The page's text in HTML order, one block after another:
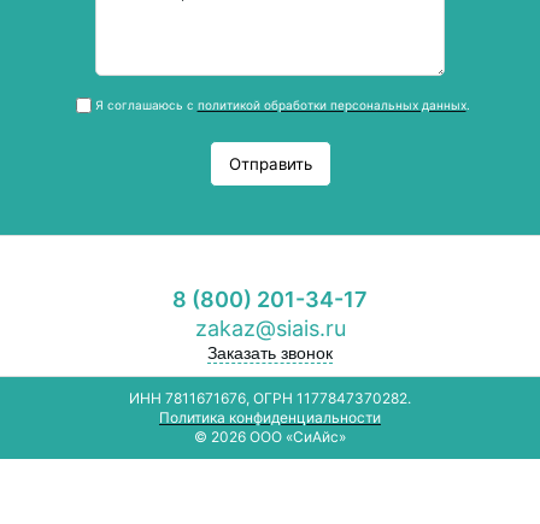
Я соглашаюсь с политикой обработки персональных данных.
Отправить
8 (800) 201-34-17
zakaz@siais.ru
Заказать звонок
ИНН 7811671676, ОГРН 1177847370282.
Политика конфиденциальности
© 2026 ООО «СиАйс»